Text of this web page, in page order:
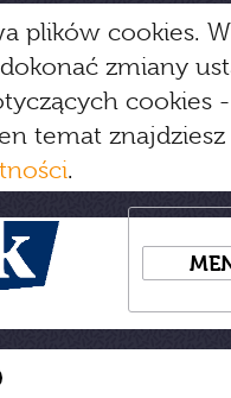
plików cookies.
zmiany
cookies
temat
.